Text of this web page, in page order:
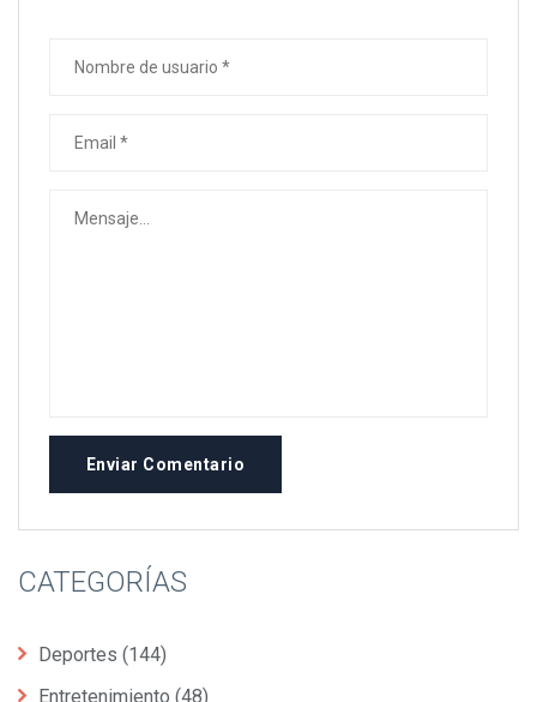
Enviar Comentario
CATEGORÍAS
Deportes (144)
Entretenimiento (48)